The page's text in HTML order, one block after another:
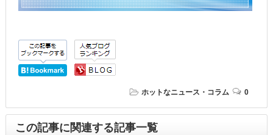
ホットなニュース・コラム 0
この記事に関連する記事一覧